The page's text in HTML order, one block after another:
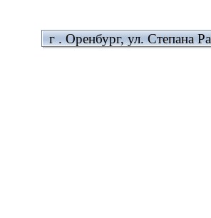
г . Оренбург, ул. Степана